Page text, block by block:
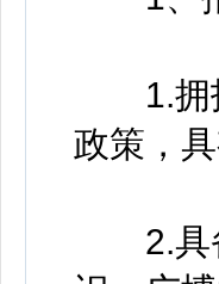
1.拥护
政策，
2.具备